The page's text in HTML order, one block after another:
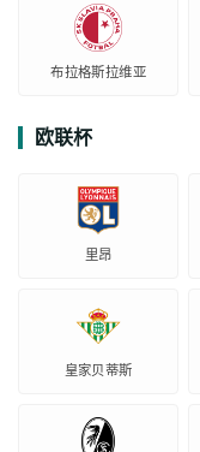
布拉格斯拉维亚
欧联杯
里昂
皇家贝蒂斯